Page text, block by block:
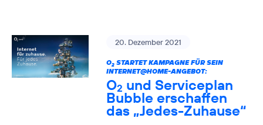
20. Dezember 2021
O2STARTET KAMPAGNE FÜR SEIN
INTERNET@HOME-ANGEBOT:
O2 und Serviceplan
Bubble erschaffen
das „Jedes-Zuhause“